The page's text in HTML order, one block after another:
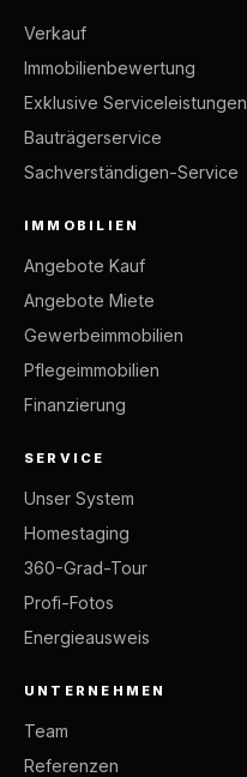
Verkauf
Immobilienbewertung
Exklusive Serviceleistungen
Bauträgerservice
Sachverständigen-Service
IMMOBILIEN
Angebote Kauf
Angebote Miete
Gewerbeimmobilien
Pflegeimmobilien
Finanzierung
SERVICE
Unser System
Homestaging
360-Grad-Tour
Profi-Fotos
Energieausweis
UNTERNEHMEN
Team
Referenzen